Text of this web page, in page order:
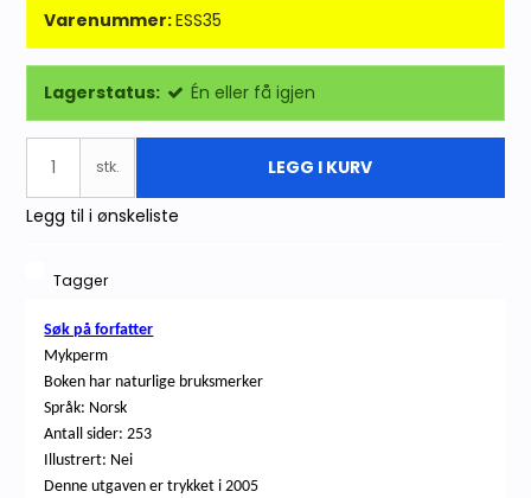
Varenummer:ESS35
Lagerstatus: Én eller få igjen
stk. LEGG I KURV
Legg til i ønskeliste
Tagger
Søk på forfatter
Mykperm
Boken har naturlige bruksmerker
Språk: Norsk
Antall sider: 253
Illustrert: Nei
Denne utgaven er trykket i 2005